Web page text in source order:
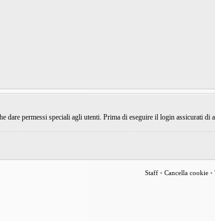
dare permessi speciali agli utenti. Prima di eseguire il login assicurati di
Staff • Cancella cookie •